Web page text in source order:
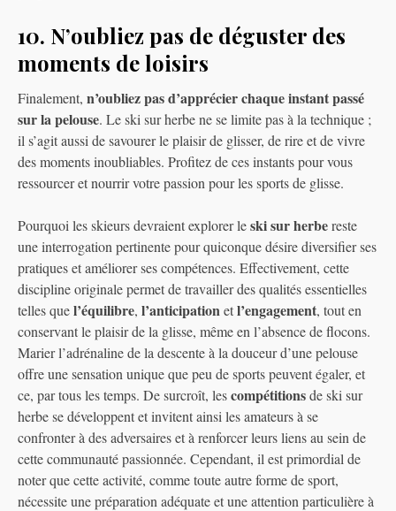
10. N’oubliez pas de déguster des
moments de loisirs
Finalement, n’oubliez pas d’apprécier chaque instant passé
sur la pelouse. Le ski sur herbe ne se limite pas à la technique ;
il s’agit aussi de savourer le plaisir de glisser, de rire et de vivre
des moments inoubliables. Profitez de ces instants pour vous
ressourcer et nourrir votre passion pour les sports de glisse.
Pourquoi les skieurs devraient explorer leski sur herbereste
une interrogation pertinente pour quiconque désire diversifier ses
pratiques et améliorer ses compétences. Effectivement, cette
discipline originale permet de travailler des qualités essentielles
telles quel’équilibre, l’anticipation etl’engagement, tout en
conservant le plaisir de la glisse, même en l’absence de flocons.
Marier l’adrénaline de la descente à la douceur d’une pelouse
offre une sensation unique que peu de sports peuvent égaler, et
ce, par tous les temps. De surcroît, lescompétitionsde ski sur
herbe se développent et invitent ainsi les amateurs à se
confronter à des adversaires et à renforcer leurs liens au sein de
cette communauté passionnée. Cependant, il est primordial de
noter que cette activité, comme toute autre forme de sport,
nécessite une préparation adéquate et une attention particulière à